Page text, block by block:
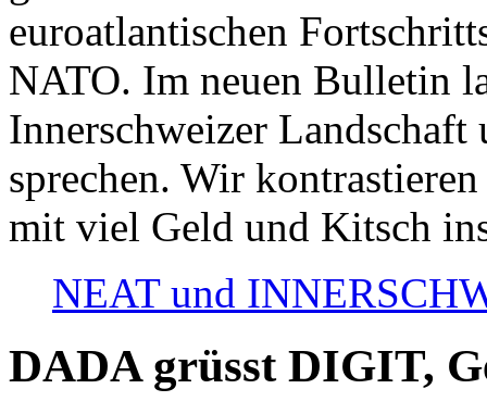
euroatlantischen
NATO. Im neuen Bulletin
Innerschweizer
sprechen. Wir
mit viel Geld und Kitsch
NEAT und
DADA grüsst DIGIT,